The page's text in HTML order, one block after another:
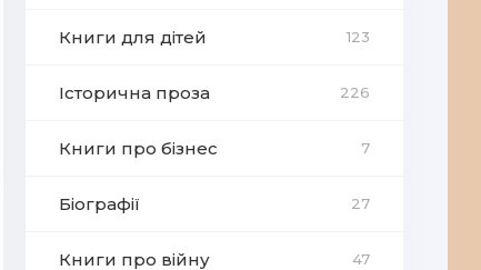
Книги для дітей 123
Історична проза 226
Книги про бізнес 7
Біографії 27
Книги про війну 47